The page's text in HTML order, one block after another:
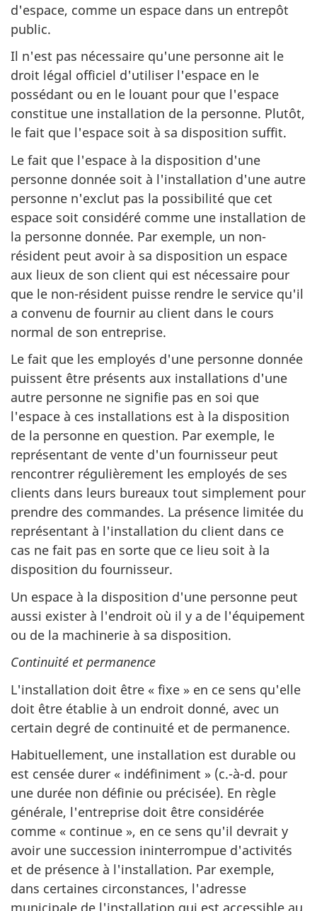
d'espace, comme un espace dans un entrepôt
public.
Il n'est pas nécessaire qu'une personne ait le
droit légal officiel d'utiliser l'espace en le
possédant ou en le louant pour que l'espace
constitue une installation de la personne. Plutôt,
le fait que l'espace soit à sa disposition suffit.
Le fait que l'espace à la disposition d'une
personne donnée soit à l'installation d'une autre
personne n'exclut pas la possibilité que cet
espace soit considéré comme une installation de
la personne donnée. Par exemple, un non-
résident peut avoir à sa disposition un espace
aux lieux de son client qui est nécessaire pour
que le non-résident puisse rendre le service qu'il
a convenu de fournir au client dans le cours
normal de son entreprise.
Le fait que les employés d'une personne donnée
puissent être présents aux installations d'une
autre personne ne signifie pas en soi que
l'espace à ces installations est à la disposition
de la personne en question. Par exemple, le
représentant de vente d'un fournisseur peut
rencontrer régulièrement les employés de ses
clients dans leurs bureaux tout simplement pour
prendre des commandes. La présence limitée du
représentant à l'installation du client dans ce
cas ne fait pas en sorte que ce lieu soit à la
disposition du fournisseur.
Un espace à la disposition d'une personne peut
aussi exister à l'endroit où il y a de l'équipement
ou de la machinerie à sa disposition.
Continuité et permanence
L'installation doit être « fixe » en ce sens qu'elle
doit être établie à un endroit donné, avec un
certain degré de continuité et de permanence.
Habituellement, une installation est durable ou
est censée durer « indéfiniment » (c.-à-d. pour
une durée non définie ou précisée). En règle
générale, l'entreprise doit être considérée
comme « continue », en ce sens qu'il devrait y
avoir une succession ininterrompue d'activités
et de présence à l'installation. Par exemple,
dans certaines circonstances, l'adresse
municipale de l'installation qui est accessible au